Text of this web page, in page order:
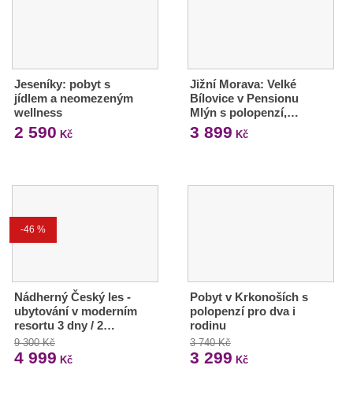
Jeseníky: pobyt s
jídlem a neomezeným
wellness
2 590 Kč
Jižní Morava: Velké
Bílovice v Pensionu
Mlýn s polopenzí,…
3 899 Kč
-46 %
Nádherný Český les -
ubytování v moderním
resortu 3 dny / 2…
9 300 Kč
4 999 Kč
Pobyt v Krkonoších s
polopenzí pro dva i
rodinu
3 740 Kč
3 299 Kč